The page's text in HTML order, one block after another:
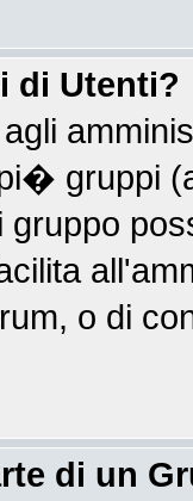
di Utenti?
gruppi
gruppo
o di
di un